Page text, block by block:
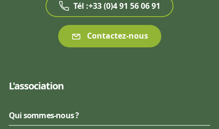
Tél :+33 (0)4 91 56 06 91
Contactez-nous
L'association
Qui sommes-nous ?